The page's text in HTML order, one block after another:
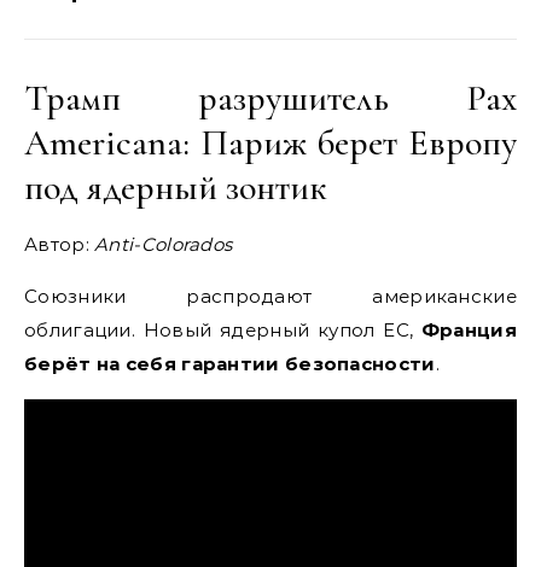
Трамп разрушитель Pax
Americana: Париж берет Европу
под ядерный зонтик
Автор:Anti-Colorados
Союзники распродают американские
облигации. Новый ядерный купол ЕС, Франция
берёт на себя гарантии безопасности.